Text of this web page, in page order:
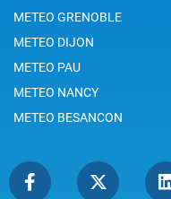
METEO GRENOBLE
METEO DIJON
METEO PAU
METEO NANCY
METEO BESANCON